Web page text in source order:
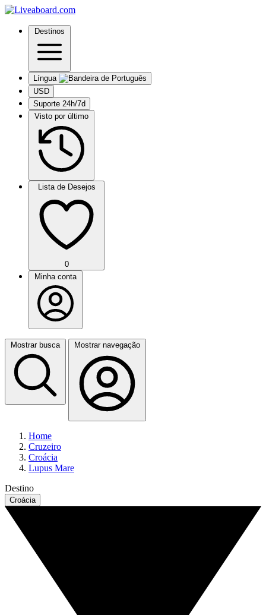
Destinos
Língua
USD
Suporte 24h/7d
Visto por último
Lista de Desejos
0
Minha conta
Mostrar busca Mostrar navegação
Home
Cruzeiro
Croácia
Lupus Mare
Destino
Croácia